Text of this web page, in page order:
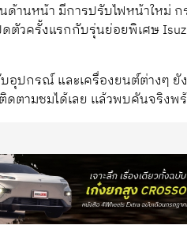
นด้านหน้า มีการปรับไฟหน้าใหม่
ตัวครั้งแรกกับรุ่นย่อยพิเศษ
อุปกรณ์ และเครื่องยนต์ต่างๆ
ดตามชมได้เลย เเล้วพบคันจริง